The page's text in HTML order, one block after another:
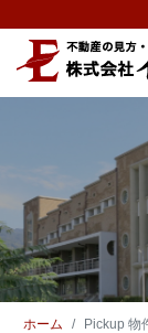
ホーム Pickup 物